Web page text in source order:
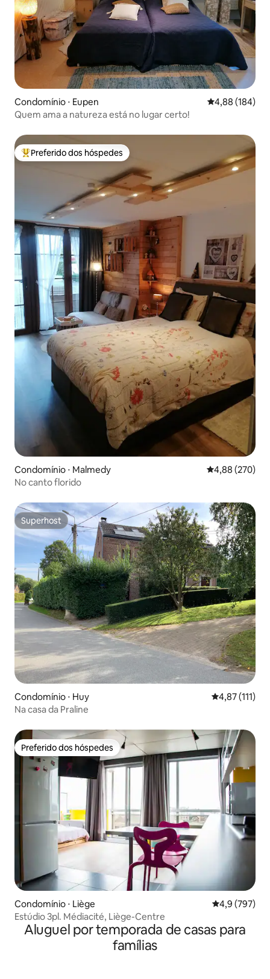
Condomínio ⋅ Eupen 4,88 de uma
4,88 (184)
Quem ama a natureza está no lugar certo!
Entre os melhores preferidos dos hóspedes
Preferido dos hóspedes
Condomínio ⋅ Malmedy 4,88 de uma
4,88 (270)
No canto florido
Superhost
Superhost
Condomínio ⋅ Huy 4,87 de uma
4,87 (111)
Na casa da Praline
Preferido dos hóspedes
Preferido dos hóspedes
Condomínio ⋅ Liège 4,9 de uma
4,9 (797)
Estúdio 3pl. Médiacité, Liège-Centre
Aluguel por temporada de casas para
famílias